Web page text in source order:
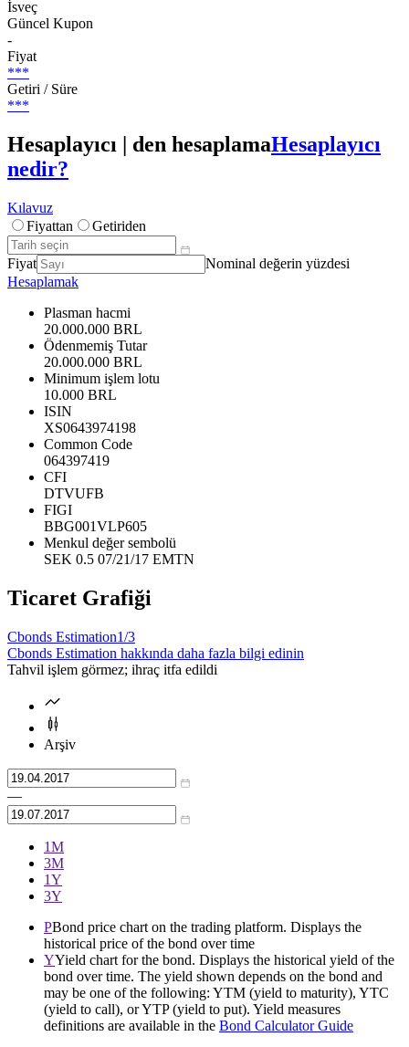
İsveç
Güncel Kupon
-
Fiyat
***
Getiri / Süre
***
Hesaplayıcı | den hesaplamaHesaplayıcı
nedir?
Kılavuz
Fiyattan
Getiriden
Fiyat
Nominal değerin yüzdesi
Hesaplamak
Plasman hacmi
20.000.000 BRL
Ödenmemiş Tutar
20.000.000 BRL
Minimum işlem lotu
10.000 BRL
ISIN
XS0643974198
Common Code
064397419
CFI
DTVUFB
FIGI
BBG001VLP605
Menkul değer sembolü
SEK 0.5 07/21/17 EMTN
Ticaret Grafiği
Cbonds Estimation1/3
Cbonds Estimation hakkında daha fazla bilgi edinin
Tahvil işlem görmez; ihraç itfa edildi
Arşiv
—
1М
3М
1Y
3Y
PBond price chart on the trading platform. Displays the
historical price of the bond over time
YYield chart for the bond. Displays the historical yield of the
bond over time. The yield shown depends on the bond and
may be one of the following: YTM (yield to maturity), YTC
(yield to call), or YTP (yield to put). Yield measures
definitions are available in the Bond Calculator Guide